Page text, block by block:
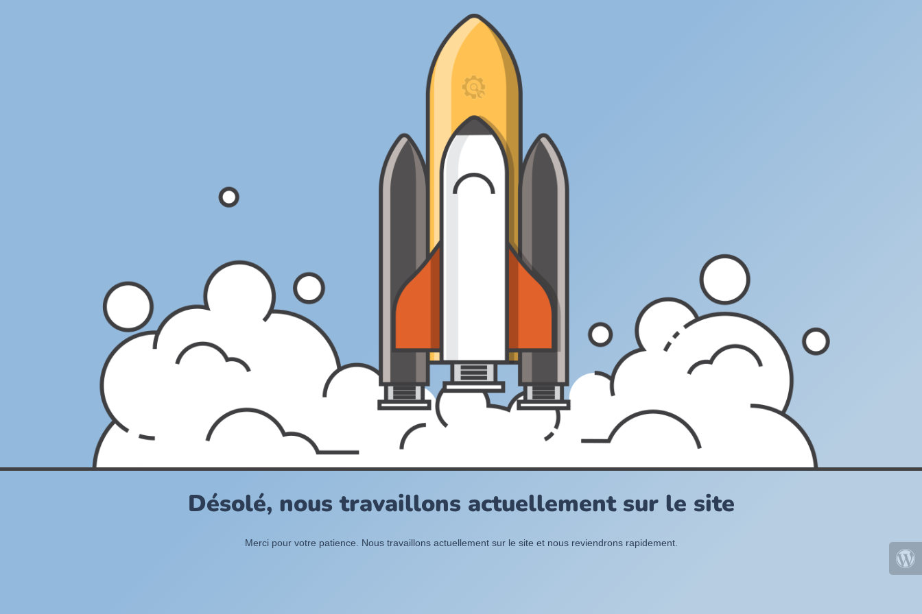
Désolé, nous travaillons actuellement sur le site
Merci pour votre patience. Nous travaillons actuellement sur le site et nous reviendrons rapidement.